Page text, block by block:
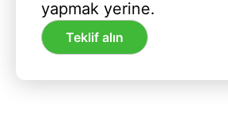
yapmak yerine.
Teklif alın